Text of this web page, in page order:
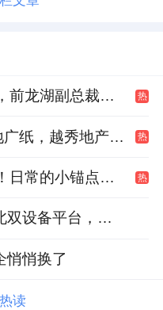
中旅投资招聘纪委人员，前龙湖副总裁胡若翔掌舵 热
“一口时物”海珠湾店落地广纸，越秀地产以“新鲜现制”商业新场景打造社区高品质生活 热
吴声香港演讲盛赞九牧！日常的小锚点变成科技突破点！ 热
中建智地亦庄国贤府南北双设备平台，得房率创区域新高
悄悄换了
读